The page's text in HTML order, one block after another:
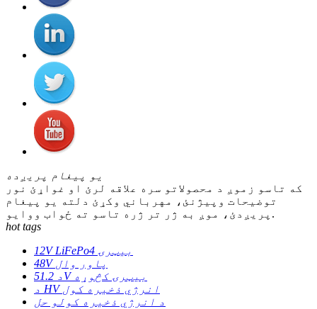
یو پیغام پریږده
که تاسو زموږ د محصولاتو سره علاقه لرئ او غواړئ نور
توضیحات وپیژنئ، مهرباني وکړئ دلته یو پیغام
پریږدئ، موږ به ژر تر ژره تاسو ته ځواب ووایو.
hot tags
12V LiFePo4 بیټرۍ
48V پاور وال
د 51.2V بیټرۍ کڅوړه
د HV انرژي ذخیره کول
د انرژي ذخیره کولو حل